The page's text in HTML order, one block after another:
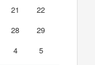
21
22
28
29
4 5